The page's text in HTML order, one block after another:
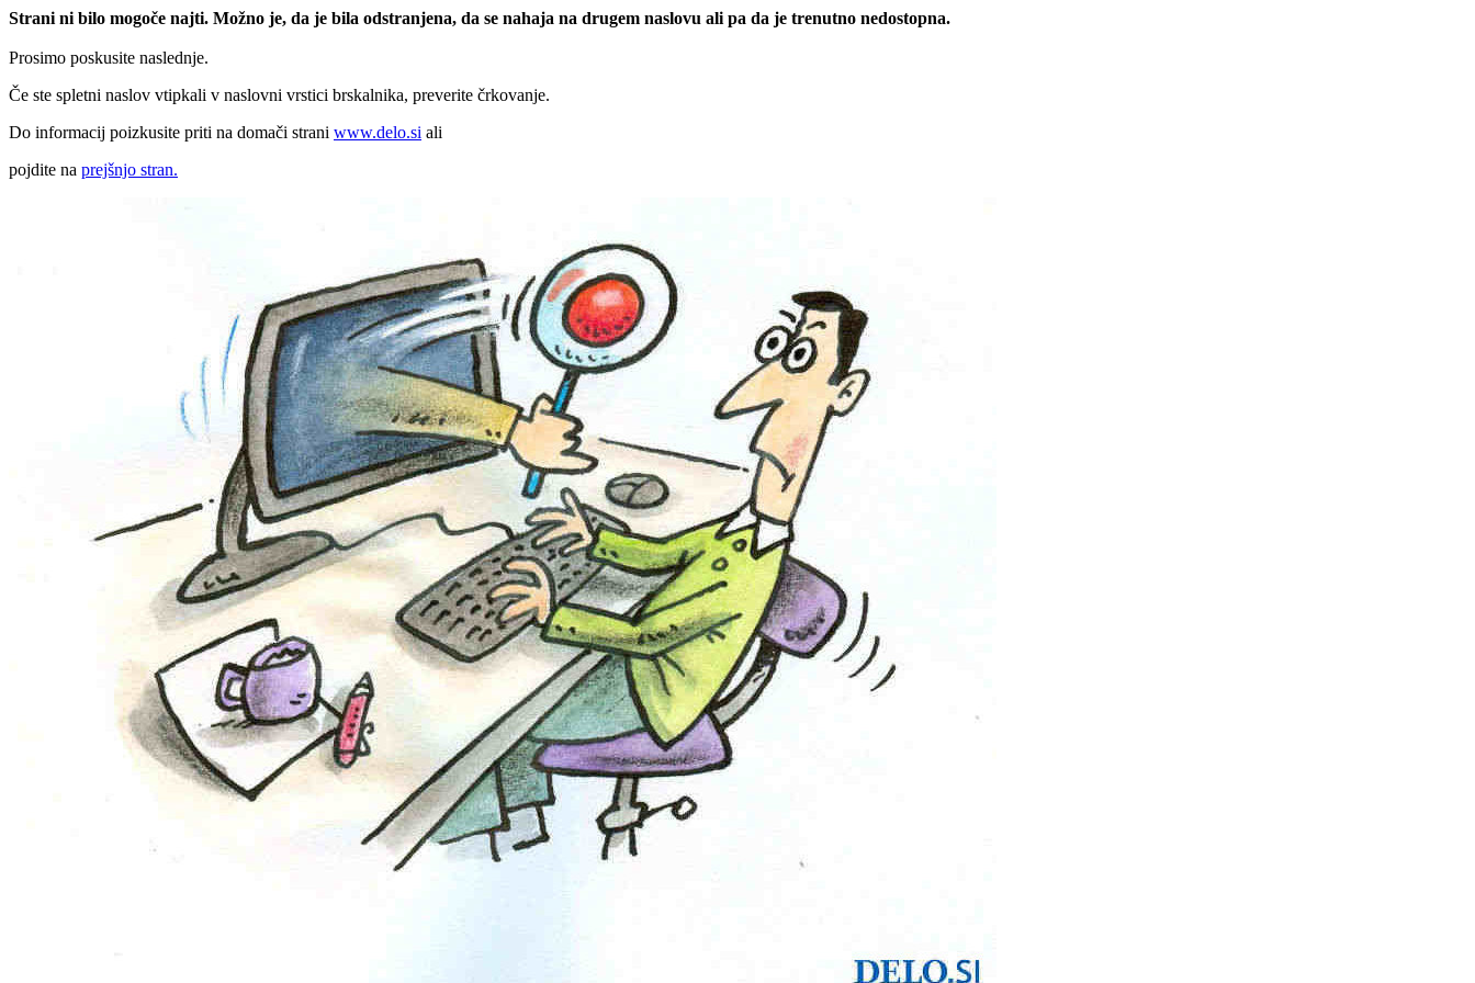
Strani ni bilo mogoče najti. Možno je, da je bila odstranjena, da se nahaja na drugem naslovu ali pa da je trenutno nedostopna.
Prosimo poskusite naslednje.
Če ste spletni naslov vtipkali v naslovni vrstici brskalnika, preverite črkovanje.
Do informacij poizkusite priti na domači strani www.delo.si ali
pojdite na prejšnjo stran.